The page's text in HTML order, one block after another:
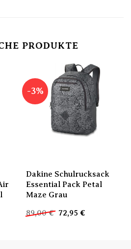
PRODUKTE
-3%
Dakine Schulrucksack
Essential Pack Petal
Maze Grau
89,00€ Ursprünglicher
72,95 €Aktueller